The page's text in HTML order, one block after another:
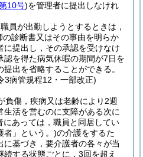
10号)を管理者に提出しなけれ
員が出勤しようとするときは，
の診断書又はその事由を明らか
に提出し，その承認を受けなけ
認を得た病気休暇の期間が7日を
出を省略することができる。
3病管規程12・一部改正)
負傷，疾病又は老齢により2週
生活を営むのに支障がある次に
にあっては，職員と同居してい
者」という。)の介護をするた
基づき，要介護者の各々が当
する状態ごとに，3回を超え